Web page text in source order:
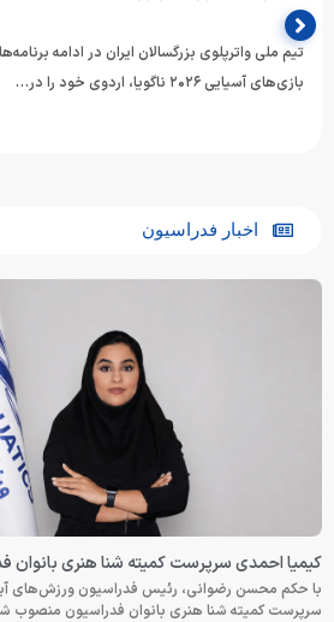
تیم ملی واترپلوی بزرگسالان ایران در ادامه
بازی‌های آسیایی ۲۰۲۶ ناگویا، اردوی خود را در…
اخبار فدراسیون
کیمیا احمدی سرپرست کمیته شنا هنری
با حکم محسن رضوانی، رئیس فدراسیون ورزش‌های
سرپرست کمیته شنا هنری بانوان فدراسیون منصوب